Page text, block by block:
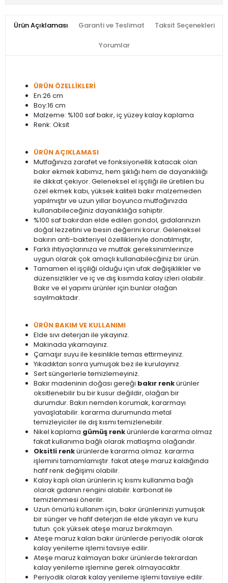
Ürün Açıklaması Garanti ve Teslimat Taksit Seçenekleri
Yorumlar
ÜRÜN ÖZELLİKLERİ
En:26 cm
Boy:16 cm
Malzeme: %100 saf bakır, iç yüzey kalay kaplama
Renk: Oksit
ÜRÜN AÇIKLAMASI
Mutfağınıza zarafet ve fonksiyonellik katacak olan
bakır ekmek kabımız, hem şıklığı hem de dayanıklılığı
ile dikkat çekiyor. Geleneksel el işçiliği ile üretilen bu
özel ekmek kabı, yüksek kaliteli bakır malzemeden
yapılmıştır ve uzun yıllar boyunca mutfağınızda
kullanabileceğiniz dayanıklılığa sahiptir.
%100 saf bakırdan elde edilen gondol, gıdalarınızın
doğal lezzetini ve besin değerini korur. Geleneksel
bakırın anti-bakteriyel özellikleriyle donatılmıştır,
Farklı ihtiyaçlarınıza ve mutfak gereksinimlerinize
uygun olarak çok amaçlı kullanabilecğiniz bir ürün.
Tamamen el işçiliği olduğu için ufak değişiklikler ve
düzensizlikler ve iç ve dış kısımda kalay izleri olabilir.
Bakır ve el yapımı ürünler için bunlar olağan
sayılmaktadır.
ÜRÜN BAKIM VE KULLANIMI
Elde sıvı deterjan ile yıkayınız.
Makinada yıkamayınız.
Çamaşır suyu ile kesinlikle temas ettirmeyiniz.
Yıkadıktan sonra yumuşak bez ile kurulayınız.
Sert süngerlerle temizlemeyiniz.
Bakır madeninin doğası gereği bakır renkürünler
oksitlenebilir bu bir kusur değildir, olağan bir
durumdur. Bakırı nemden korumak, kararmayı
yavaşlatabilir. kararma durumunda metal
temizleyiciler ile dış kısmı temizlenebilir.
Nikel kaplama gümüş renkürünlerde kararma olmaz
fakat kullanıma bağlı olarak matlaşma olağandır.
Oksitli renkürünlerde kararma olmaz. kararma
işlemini tamamlamıştır. fakat ateşe maruz kaldığında
hafif renk değişimi olabilir.
Kalay kaplı olan ürünlerin iç kısmı kullanıma bağlı
olarak gıdanın rengini alabilir. karbonat ile
temizlenmesi önerilir.
Uzun ömürlü kullanım için, bakır ürünlerinizi yumuşak
bir sünger ve hafif deterjan ile elde yıkayın ve kuru
tutun. çok yüksek ateşe maruz bırakmayın.
Ateşe maruz kalan bakır ürünlerde periyodik olarak
kalay yenileme işlemi tavsiye edilir.
Ateşe maruz kalmayan bakır ürünlerde tekrardan
kalay yenileme işlemine gerek olmayacaktır.
Periyodik olarak kalay yenileme işlemi tavsiye edilir.